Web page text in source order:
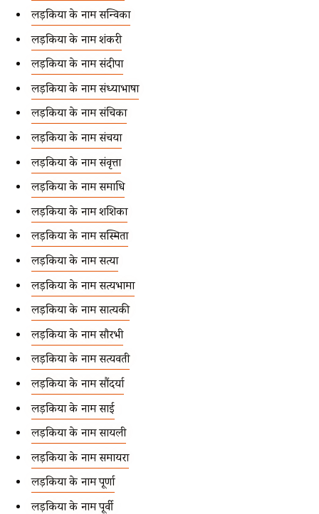
लड़कियों के नाम सन्विका
लड़कियों के नाम शंकरी
लड़कियों के नाम संदीपा
लड़कियों के नाम संध्याभाषा
लड़कियों के नाम संचिका
लड़कियों के नाम संचया
लड़कियों के नाम संवृत्ता
लड़कियों के नाम समाधि
लड़कियों के नाम शशिका
लड़कियों के नाम सस्मिता
लड़कियों के नाम सत्या
लड़कियों के नाम सत्यभामा
लड़कियों के नाम सात्यकी
लड़कियों के नाम सौरभी
लड़कियों के नाम सत्यवती
लड़कियों के नाम सौंदर्या
लड़कियों के नाम साई
लड़कियों के नाम सायली
लड़कियों के नाम समायरा
लड़कियों के नाम पूर्णा
लड़कियों के नाम पूर्वी